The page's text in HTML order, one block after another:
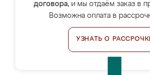
договора, и мы отдаём заказ в
Возможна оплата в
УЗНАТЬ О